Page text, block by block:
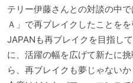
テリー伊藤さんとの対談の中
Ａ」で再ブレイクしたことを
JAPANも再ブレイクを目指し
に、活躍の幅を広げて新たに
ら、再ブレイクも夢じゃないか